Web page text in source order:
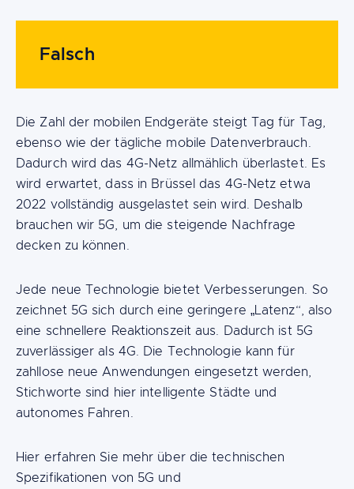
Falsch
Die Zahl der mobilen Endgeräte steigt Tag für Tag,
ebenso wie der tägliche mobile Datenverbrauch.
Dadurch wird das 4G-Netz allmählich überlastet. Es
wird erwartet, dass in Brüssel das 4G-Netz etwa
2022 vollständig ausgelastet sein wird. Deshalb
brauchen wir 5G, um die steigende Nachfrage
decken zu können.
Jede neue Technologie bietet Verbesserungen. So
zeichnet 5G sich durch eine geringere „Latenz“, also
eine schnellere Reaktionszeit aus. Dadurch ist 5G
zuverlässiger als 4G. Die Technologie kann für
zahllose neue Anwendungen eingesetzt werden,
Stichworte sind hier intelligente Städte und
autonomes Fahren.
Hier erfahren Sie mehr über die technischen
Spezifikationen von 5G und